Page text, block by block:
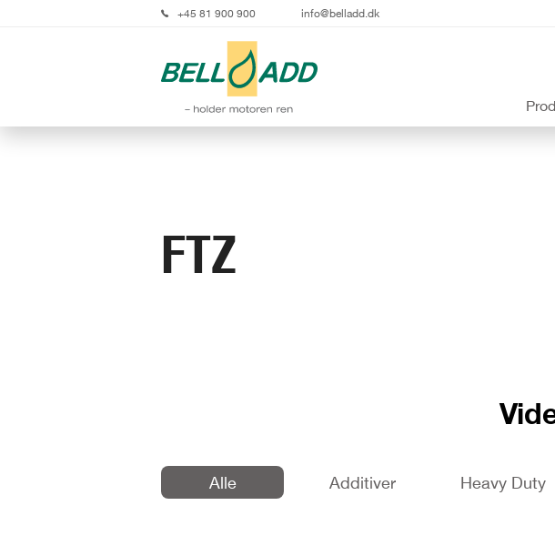
+45 81 900 900 info@belladd.dk
FTZ
Alle Additiver Heavy Duty